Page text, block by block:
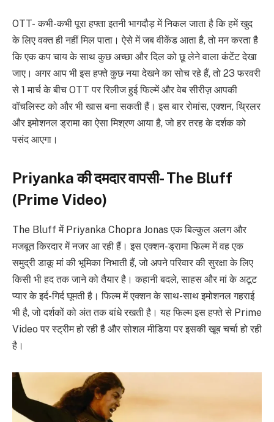
OTT- कभी-कभी पूरा हफ्ता इतनी भागदौड़ में निकल जाता है कि हमें खुद
के लिए वक्त ही नहीं मिल पाता। ऐसे में जब वीकेंड आता है, तो मन करता है
कि एक कप चाय के साथ कुछ अच्छा और दिल को छू लेने वाला कंटेंट देखा
जाए। अगर आप भी इस हफ्ते कुछ नया देखने का सोच रहे हैं, तो 23 फरवरी
से 1 मार्च के बीच OTT पर रिलीज हुई फिल्में और वेब सीरीज़ आपकी
वॉचलिस्ट को और भी खास बना सकती हैं। इस बार रोमांस, एक्शन, थ्रिलर
और इमोशनल ड्रामा का ऐसा मिश्रण आया है, जो हर तरह के दर्शक को
पसंद आएगा।
Priyanka की दमदार वापसी- The Bluff
(Prime Video)
The Bluff में Priyanka Chopra Jonas एक बिल्कुल अलग और
मजबूत किरदार में नजर आ रही हैं। इस एक्शन-ड्रामा फिल्म में वह एक
समुद्री डाकू मां की भूमिका निभाती हैं, जो अपने परिवार की सुरक्षा के लिए
किसी भी हद तक जाने को तैयार है। कहानी बदले, साहस और मां के अटूट
प्यार के इर्द-गिर्द घूमती है। फिल्म में एक्शन के साथ-साथ इमोशनल गहराई
भी है, जो दर्शकों को अंत तक बांधे रखती है। यह फिल्म इस हफ्ते से Prime
Video पर स्ट्रीम हो रही है और सोशल मीडिया पर इसकी खूब चर्चा हो रही
है।